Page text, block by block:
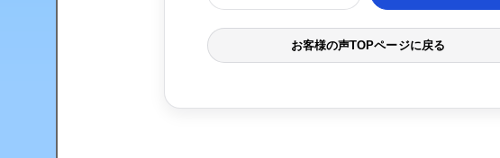
お客様の声TOPページに戻る